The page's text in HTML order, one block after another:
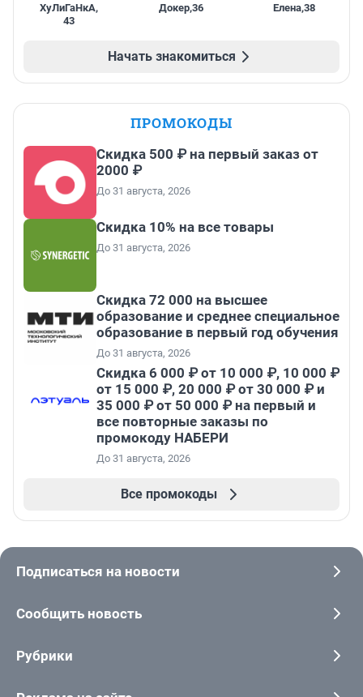
ХуЛиГаНкА,
43
Докер,36 Елена,38
Начать знакомиться
ПРОМОКОДЫ
Скидка 500 ₽ на первый заказ от
2000 ₽
До 31 августа, 2026
Скидка 10% на все товары
До 31 августа, 2026
Скидка 72 000 на высшее
образование и среднее специальное
образование в первый год обучения
До 31 августа, 2026
Скидка 6 000 ₽ от 10 000 ₽, 10 000 ₽
от 15 000 ₽, 20 000 ₽ от 30 000 ₽ и
35 000 ₽ от 50 000 ₽ на первый и
все повторные заказы по
промокоду НАБЕРИ
До 31 августа, 2026
Все промокоды